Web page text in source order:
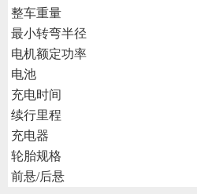
整车重量
最小转弯半径
电机额定功率
电池
充电时间
续行里程
充电器
轮胎规格
前悬/后悬